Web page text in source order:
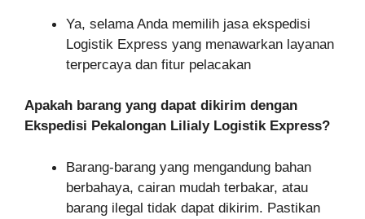
Ya, selama Anda memilih jasa ekspedisi
Logistik Express yang menawarkan layanan
terpercaya dan fitur pelacakan
Apakah barang yang dapat dikirim dengan
Ekspedisi Pekalongan Lilialy Logistik Express?
Barang-barang yang mengandung bahan
berbahaya, cairan mudah terbakar, atau
barang ilegal tidak dapat dikirim. Pastikan